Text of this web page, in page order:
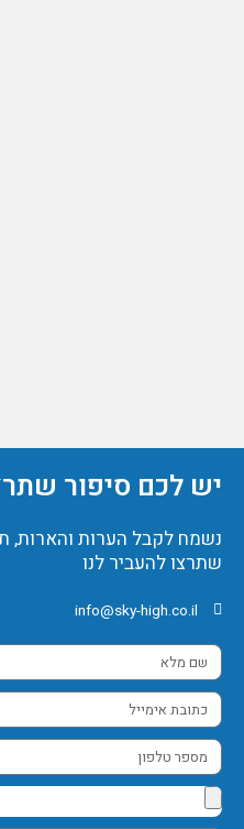
יש לכם סיפור
נשמח לקבל הערות והארות,
שתרצו להעביר לנו
info@sky-high.co.il
שם
מלא
כתובת
אימייל
מספר
טלפון